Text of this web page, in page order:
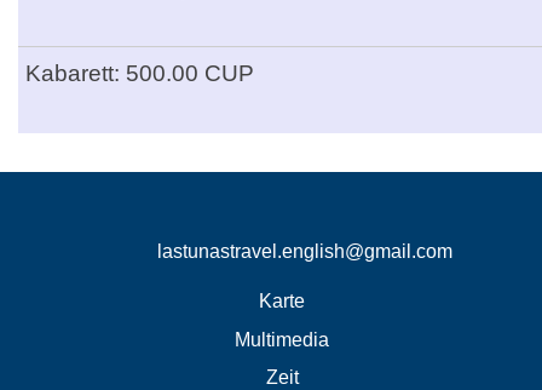
Kabarett: 500.00 CUP
lastunastravel.english@gmail.com
Karte
Multimedia
Zeit